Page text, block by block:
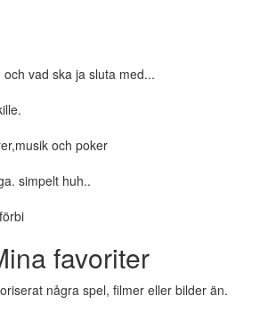
vad ska ja sluta med...
och poker
simpelt huh..
favoriter
några spel, filmer eller bilder än.